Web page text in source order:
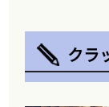
クラ